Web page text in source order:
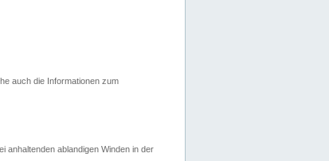
auch die Informationen zum
anhaltenden ablandigen Winden in der